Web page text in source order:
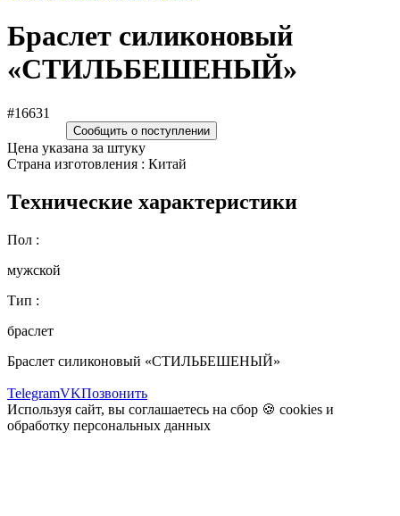
Браслет силиконовый
«СТИЛЬБЕШЕНЫЙ»
#16631
Сообщить о поступлении
Цена указана за штуку
Страна изготовления : Китай
Технические характеристики
Пол :
мужской
Тип :
браслет
Браслет силиконовый «СТИЛЬБЕШЕНЫЙ»
TelegramVKПозвонить
Используя сайт, вы соглашаетесь на сбор 🍪 cookies и
обработку персональных данных